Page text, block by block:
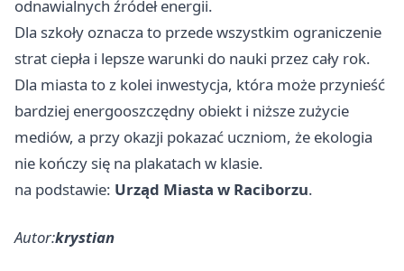
odnawialnych źródeł energii.
Dla szkoły oznacza to przede wszystkim ograniczenie
strat ciepła i lepsze warunki do nauki przez cały rok.
Dla miasta to z kolei inwestycja, która może przynieść
bardziej energooszczędny obiekt i niższe zużycie
mediów, a przy okazji pokazać uczniom, że ekologia
nie kończy się na plakatach w klasie.
na podstawie: Urząd Miasta w Raciborzu.
Autor:krystian